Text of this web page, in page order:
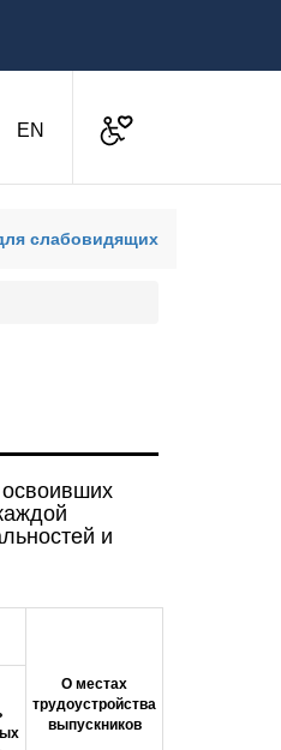
ENАнглийская версия
Доступная среда
слабовидящих
освоивших
и
О местах
трудоустройства
выпускников